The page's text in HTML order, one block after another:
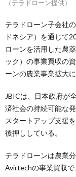
（テラドローン提供）
テラドローン子会社
ドネシア）を通じて
ローンを活用した農
ック）の事業買収の
ーンの農業事業拡大に
JBICは、日本政府が
済社会の持続可能な
スタートアップ支援
後押ししている。
テラドローンは農業
Avirtechの事業買収